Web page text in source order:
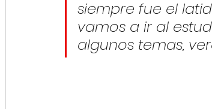
siempre fue el
vamos a ir al
algunos temas,